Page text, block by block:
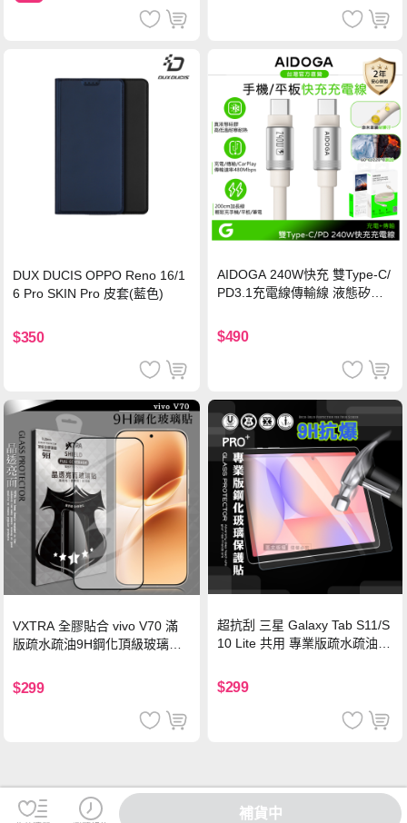
DUX DUCIS OPPO Reno 16/1
6 Pro SKIN Pro 皮套(藍色)
$350
AIDOGA 240W快充 雙Type-C/
PD3.1充電線傳輸線 液態矽膠
機/平板/筆電
$490
VXTRA 全膠貼合 vivo V70 滿
版疏水疏油9H鋼化頂級玻璃貼
$299
超抗刮 三星 Galaxy Tab S11/S
10 Lite 共用 專業版疏水疏油9
$299
補貨中